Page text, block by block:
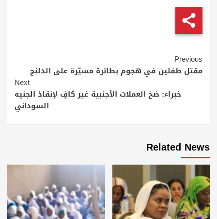
Continue
Reading
Previous
مقتل طفلين في هجوم بطائرة مسيّرة على الدلنج
Next
خبراء: ضخ العملات الأجنبية غير كافٍ لإنقاذ الجنيه
السوداني
Related News